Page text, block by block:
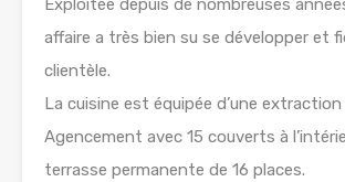
Exploitée depuis de nombreuses
affaire a très bien su se développer et
clientèle.
La cuisine est équipée d’une extraction
Agencement avec 15 couverts à
terrasse permanente de 16 places.